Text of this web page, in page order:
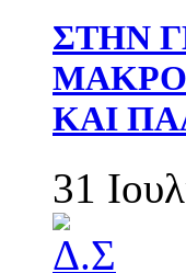
ΣΤΗΝ
ΚΑΙ
31